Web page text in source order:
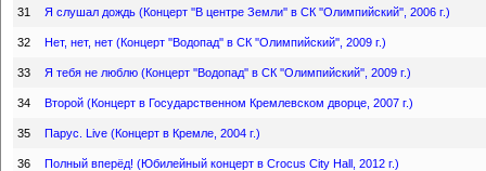
31 Я слушал дождь (Концерт ''В центре Земли'' в СК ''Олимпийский'', 2006 г.)
32 Нет, нет, нет (Концерт ''Водопад'' в СК ''Олимпийский'', 2009 г.)
33 Я тебя не люблю (Концерт ''Водопад'' в СК ''Олимпийский'', 2009 г.)
34 Второй (Концерт в Государственном Кремлевском дворце, 2007 г.)
35 Парус. Live (Концерт в Кремле, 2004 г.)
36 Полный вперёд! (Юбилейный концерт в Crocus City Hall, 2012 г.)